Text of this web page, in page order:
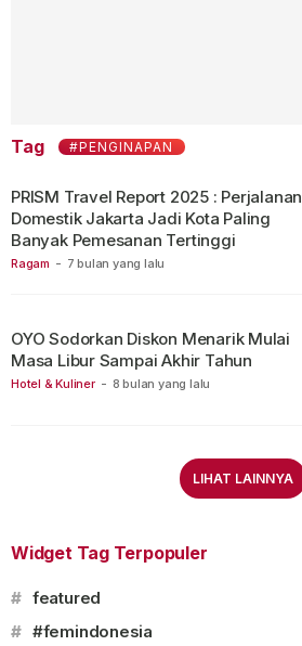
Tag #PENGINAPAN
Ragam - 7 bulan yang lalu
PRISM Travel Report 2025 : Perjalanan
Domestik Jakarta Jadi Kota Paling
Banyak Pemesanan Tertinggi
Hotel & Kuliner - 8 bulan yang lalu
OYO Sodorkan Diskon Menarik Mulai
Masa Libur Sampai Akhir Tahun
LIHAT LAINNYA
Widget Tag Terpopuler
# featured
# #femindonesia